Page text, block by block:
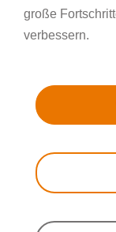
große
verbessern.